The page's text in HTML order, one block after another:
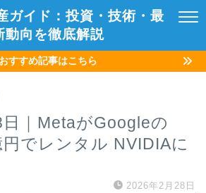
ガイド：投資・技術・最
動向を徹底解説
おすすめ記事はこちら
｜MetaがGoogleの
でレンタル NVIDIAに
2026年2月28日